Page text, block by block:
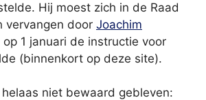
Hij moest zich in de Raad
vervangen door Joachim
op 1 januari de instructie voor
(binnenkort op deze site).
niet bewaard gebleven: